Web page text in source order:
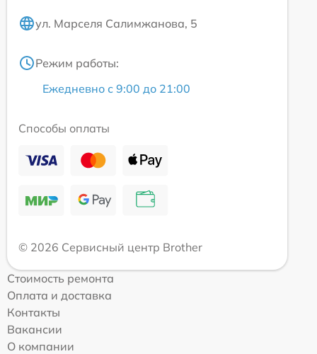
ул. Марселя Салимжанова, 5
Режим работы:
Ежедневно с 9:00 до 21:00
Способы оплаты
© 2026 Сервисный центр Brother
Стоимость ремонта
Оплата и доставка
Контакты
Вакансии
О компании